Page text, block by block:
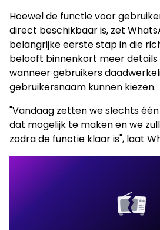
Hoewel de functie voor
direct beschikbaar is, zet
belangrijke eerste stap in die
belooft binnenkort meer
wanneer gebruikers
gebruikersnaam kunnen kiezen.
"Vandaag zetten we slechts
dat mogelijk te maken en we
zodra de functie klaar is", laat